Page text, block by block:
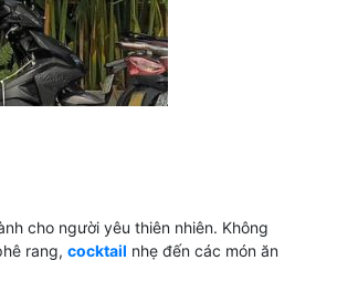
cho người yêu thiên nhiên. Không
rang, cocktail nhẹ đến các món ăn